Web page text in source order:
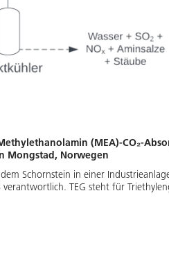
(MEA)-CO₂-
Mongstad, Norwegen
Schornstein in einer
verantwortlich. TEG steht für